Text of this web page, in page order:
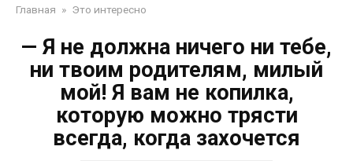
Главная » Это интересно
— Я не должна ничего ни тебе,
ни твоим родителям, милый
мой! Я вам не копилка,
которую можно трясти
всегда, когда захочется